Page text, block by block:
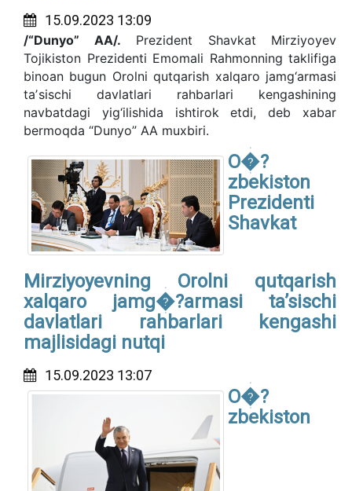
15.09.2023 13:09
/“Dunyo” AA/. Prezident Shavkat Mirziyoyev
Tojikiston Prezidenti Emomali Rahmonning taklifiga
binoan bugun Orolni qutqarish xalqaro jamg‘armasi
taʼsischi davlatlari rahbarlari kengashining
navbatdagi yig‘ilishida ishtirok etdi, deb xabar
bermoqda “Dunyo” AA muxbiri.
O�?
zbekiston
Prezidenti
Shavkat
Mirziyoyevning Orolni qutqarish
xalqaro jamg�?armasi taʼsischi
davlatlari rahbarlari kengashi
majlisidagi nutqi
15.09.2023 13:07
O�?
zbekiston